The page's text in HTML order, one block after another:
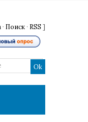
· Поиск · RSS ]